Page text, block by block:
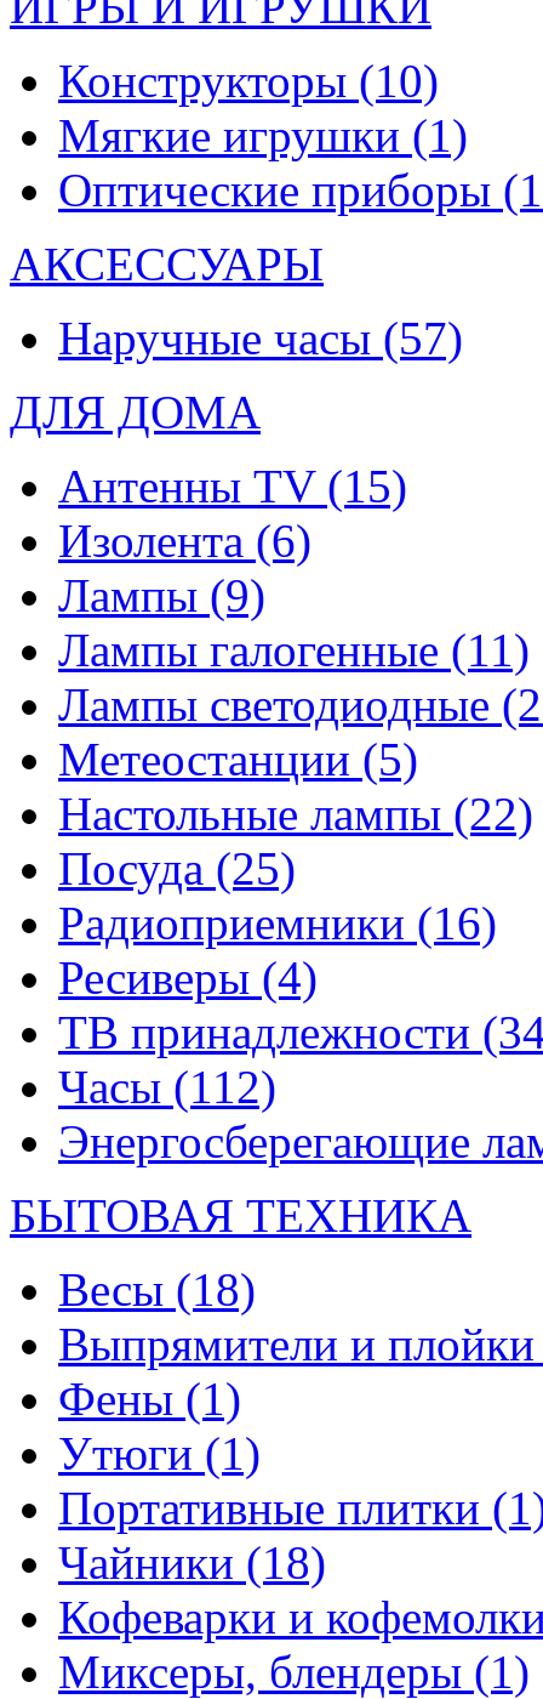
Конструкторы (10)
Мягкие игрушки (1)
Оптические приборы
АКСЕССУАРЫ
Наручные часы (57)
ДЛЯ ДОМА
Антенны TV (15)
Изолента (6)
Лампы (9)
Лампы галогенные (11)
Лампы светодиодные
Метеостанции (5)
Настольные лампы (22)
Посуда (25)
Радиоприемники (16)
Ресиверы (4)
ТВ принадлежности
Часы (112)
Энергосберегающие
БЫТОВАЯ ТЕХНИКА
Весы (18)
Выпрямители и
Фены (1)
Утюги (1)
Портативные плитки
Чайники (18)
Кофеварки и
Миксеры, блендеры (1)